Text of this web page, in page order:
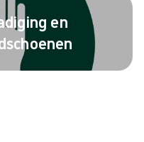
en